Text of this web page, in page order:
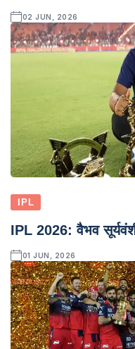
02 JUN, 2026
IPL
IPL 2026: वैभव
01 JUN, 2026